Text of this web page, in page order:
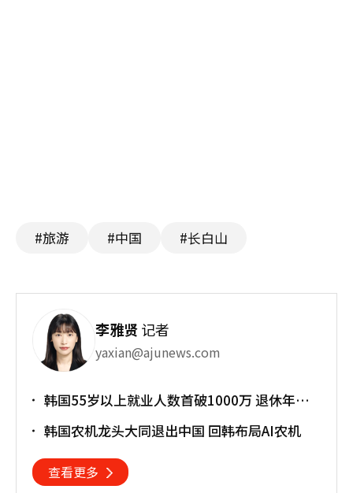
#旅游 #中国 #长白山
李雅贤记者
yaxian@ajunews.com
韩国55岁以上就业人数首破1000万 退休年龄
韩国农机龙头大同退出中国 回韩布局AI农机
查看更多